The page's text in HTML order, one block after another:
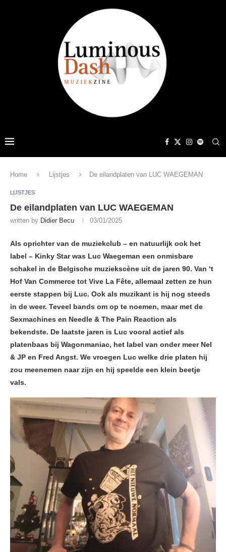
Home Lijstjes De eilandplaten van LUC WAEGEMAN
LIJSTJES
De eilandplaten van LUC WAEGEMAN
written by Didier Becu 03/01/2025
Als oprichter van de muziekclub – en natuurlijk ook het
label – Kinky Star was Luc Waegeman een onmisbare
schakel in de Belgische muziekscène uit de jaren 90. Van ‘t
Hof Van Commerce tot Vive La Fête, allemaal zetten ze hun
eerste stappen bij Luc. Ook als muzikant is hij nog steeds
in de weer. Teveel bands om op te noemen, maar met de
Sexmachines en Needle & The Pain Reaction als
bekendste. De laatste jaren is Luc vooral actief als
platenbaas bij Wagonmaniac, het label van onder meer Nel
& JP en Fred Angst. We vroegen Luc welke drie platen hij
zou meenemen naar zijn en hij speelde een klein beetje
vals.